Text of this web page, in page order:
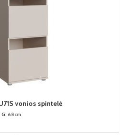
vonios spintelė
G: 68cm